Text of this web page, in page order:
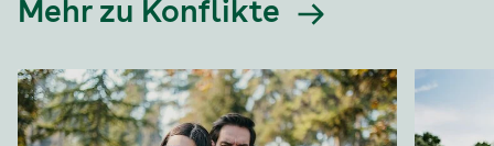
Mehr zu Konflikte